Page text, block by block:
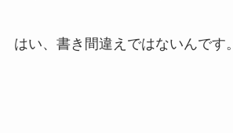
はい、書き間違えではないんです。